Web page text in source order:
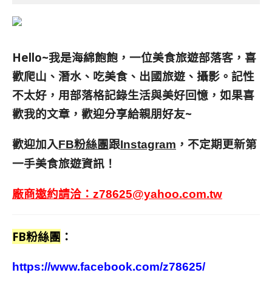
Hello~我是海綿飽飽，一位美食旅遊部落客， 喜
歡爬山、潛水、吃美食、出國旅遊、攝影。 記性
不太好，用部落格記錄生活與美好回憶， 如果喜
歡我的文章，歡迎分享給親朋好友~
歡迎加入FB粉絲團跟Instagram ，不定期更新第
一手美食旅遊資訊！
廠商邀約請洽： z78625@yahoo.com.tw
FB粉絲團 ：
https://www.facebook.com/z78625/